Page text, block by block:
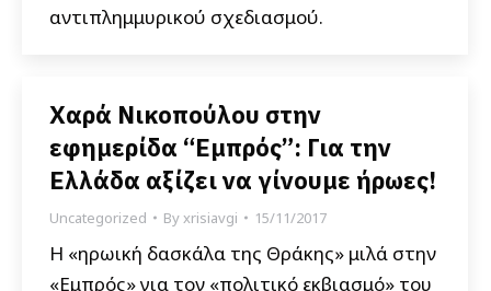
αντιπλημμυρικού σχεδιασμού.
Χαρά Νικοπούλου στην
εφημερίδα “Εμπρός”: Για την
Ελλάδα αξίζει να γίνουμε ήρωες!
Uncategorized Byxrisiavgi 15/11/2017
Η «ηρωική δασκάλα της Θράκης» μιλά στην
«Εμπρός» για τον «πολιτικό εκβιασμό» του